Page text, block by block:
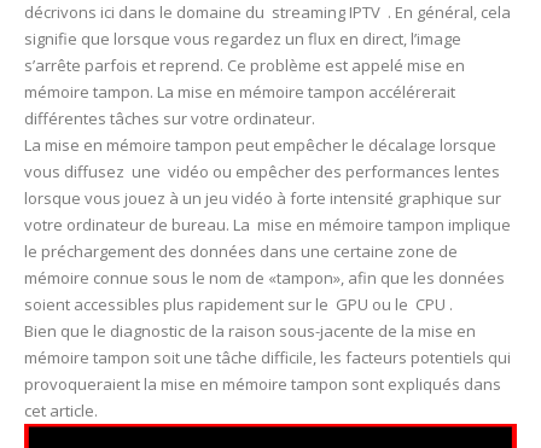
décrivons ici dans le domaine du streaming IPTV . En général, cela
signifie que lorsque vous regardez un flux en direct, l’image
s’arrête parfois et reprend. Ce problème est appelé mise en
mémoire tampon. La mise en mémoire tampon accélérerait
différentes tâches sur votre ordinateur.
La mise en mémoire tampon peut empêcher le décalage lorsque
vous diffusez une vidéo ou empêcher des performances lentes
lorsque vous jouez à un jeu vidéo à forte intensité graphique sur
votre ordinateur de bureau. La mise en mémoire tampon implique
le préchargement des données dans une certaine zone de
mémoire connue sous le nom de «tampon», afin que les données
soient accessibles plus rapidement sur le GPU ou le CPU .
Bien que le diagnostic de la raison sous-jacente de la mise en
mémoire tampon soit une tâche difficile, les facteurs potentiels qui
provoqueraient la mise en mémoire tampon sont expliqués dans
cet article.